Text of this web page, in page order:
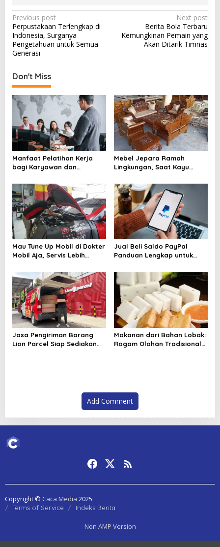
P
o
s
t
n
a
v
g
a
t
i
o
n
Previous post
Perpustakaan Terlengkap di
Indonesia, Surganya
Pengetahuan untuk Semua
Generasi
Next post
Berita Bola Terbaru
Kemungkinan Pemain yang
Akan Ditarik Timnas
Don't Miss
Manfaat Pelatihan Kerja
bagi Karyawan dan
Diremehkan
Mebel Jepara Ramah
Lingkungan, Saat Kayu
Wajah Industri Furnitur
Mau Tune Up Mobil di Dokter
Mobil Aja, Servis Lebih
Jual Beli Saldo PayPal
Panduan Lengkap untuk
Digital
Jasa Pengiriman Barang
Lion Parcel Siap Sediakan
Makanan dari Bahan Lobak:
Ragam Olahan Tradisional
Add Comment
Copyright © Caca Media 2025
Terms of Service Indeks Berita
Non AMP Version